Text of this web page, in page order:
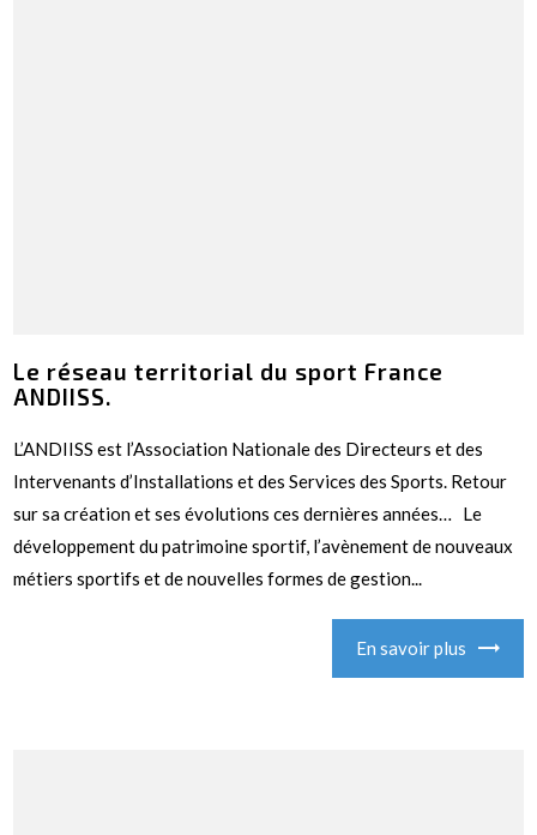
Le réseau territorial du sport France
ANDIISS.
L’ANDIISS est l’Association Nationale des Directeurs et des
Intervenants d’Installations et des Services des Sports. Retour
sur sa création et ses évolutions ces dernières années… Le
développement du patrimoine sportif, l’avènement de nouveaux
métiers sportifs et de nouvelles formes de gestion...
En savoir plus